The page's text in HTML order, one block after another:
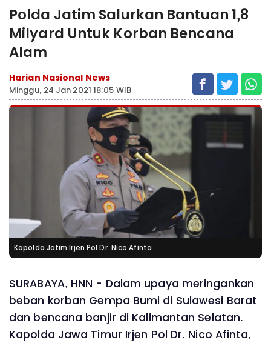
Polda Jatim Salurkan Bantuan 1,8
Milyard Untuk Korban Bencana
Alam
Harian Nasional News
Minggu, 24 Jan 2021 18:05 WIB
Kapolda Jatim Irjen Pol Dr. Nico Afinta
SURABAYA, HNN - Dalam upaya meringankan
beban korban Gempa Bumi di Sulawesi Barat
dan bencana banjir di Kalimantan Selatan.
Kapolda Jawa Timur Irjen Pol Dr. Nico Afinta,